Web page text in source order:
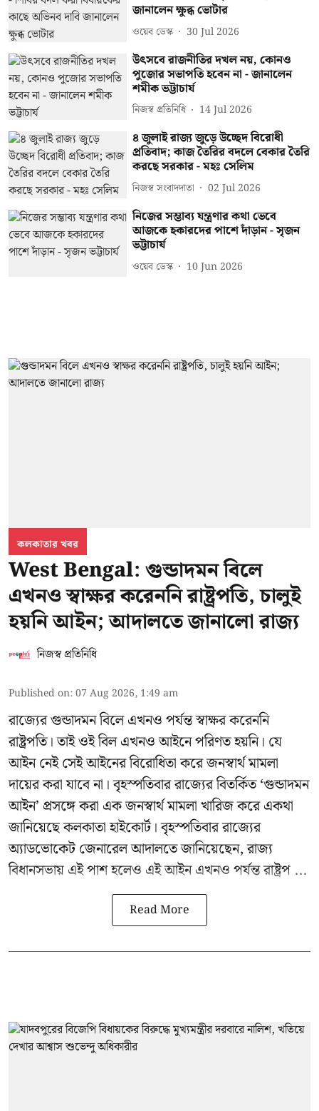
জানালেন ক্ষুব্ধ ভোটার
ওয়েব ডেস্ক 30 Jul 2026
উৎসবে রাজনীতির দখল নয়, কোনও
পুজোর সভাপতি হবেন না - জানালেন
শমীক ভট্টাচার্য
নিজস্ব প্রতিনিধি 14 Jul 2026
৪ জুলাই রাজ্য জুড়ে উচ্ছেদ বিরোধী
প্রতিবাদ; কাজ তৈরির বদলে বেকার তৈরি
করছে সরকার - মহঃ সেলিম
নিজস্ব সংবাদদাতা 02 Jul 2026
নিজের সম্ভাব্য যন্ত্রণার কথা ভেবে
আজকে হকারদের পাশে দাঁড়ান - সৃজন
ভট্টাচার্য
ওয়েব ডেস্ক 10 Jun 2026
কলকাতার খবর
West Bengal: গুন্ডাদমন বিলে
এখনও স্বাক্ষর করেননি রাষ্ট্রপতি, চালুই
হয়নি আইন; আদালতে জানালো রাজ্য
নিজস্ব প্রতিনিধি
Published on:07 Aug 2026, 1:49 am
রাজ্যের গুন্ডাদমন বিলে এখনও পর্যন্ত স্বাক্ষর করেননি
রাষ্ট্রপতি। তাই ওই বিল এখনও আইনে পরিণত হয়নি। যে
আইন নেই সেই আইনের বিরোধিতা করে জনস্বার্থ মামলা
দায়ের করা যাবে না। বৃহস্পতিবার রাজ্যের বিতর্কিত ‘গুন্ডাদমন
আইন’ প্রসঙ্গে করা এক জনস্বার্থ মামলা খারিজ করে একথা
জানিয়েছে কলকাতা হাইকোর্ট। বৃহস্পতিবার রাজ্যের
অ্যাডভোকেট জেনারেল আদালতে জানিয়েছেন, রাজ্য
বিধানসভায় এই পাশ হলেও এই আইন এখনও পর্যন্ত রাষ্ট্রপ ...
Read More